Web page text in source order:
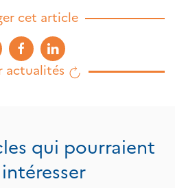
cet article
actualités
qui pourraient